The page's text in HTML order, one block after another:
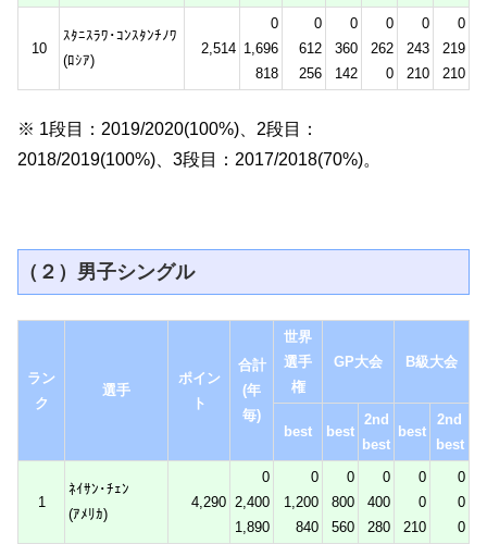
10
ｽﾀﾆｽﾗﾜ･ｺﾝｽﾀﾝﾁﾉﾜ
(ﾛｼｱ)
2,514
0
1,696
818
0
612
256
0
360
142
0
262
0
0
243
210
0
219
210
※ 1段目：2019/2020(100%)、2段目：
2018/2019(100%)、3段目：2017/2018(70%)。
（２）男子シングル
ラン
ク
選手
ポイン
ト
合計
(年
毎)
世界
選手
権
GP大会 B級大会
best best
2nd
best
best
2nd
best
1
ﾈｲｻﾝ･ﾁｪﾝ
(ｱﾒﾘｶ)
4,290
0
2,400
1,890
0
1,200
840
0
800
560
0
400
280
0
0
210
0
0
0